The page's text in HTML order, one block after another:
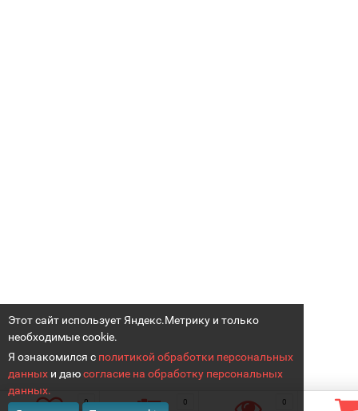
Этот сайт использует Яндекс.Метрику и только
необходимые cookie.
Я ознакомился с политикой обработки персональных
данных и даюсогласие на обработку персональных
данных.
0 0 0